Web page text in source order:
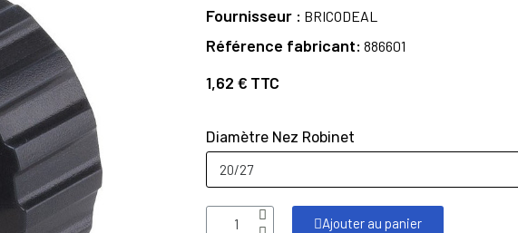
Fournisseur BRICODEAL
Référence fabricant 886601
1,62 € TTC
Diamètre Nez Robinet
Ajouter au panier